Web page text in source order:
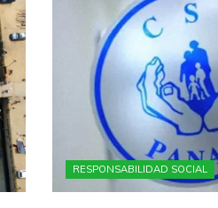
RESPONSABILIDAD SOCIAL